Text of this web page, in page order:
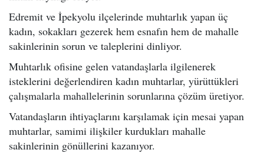
Edremit ve İpekyolu ilçelerinde muhtarlık yapan üç
kadın, sokakları gezerek hem esnafın hem de mahalle
sakinlerinin sorun ve taleplerini dinliyor.
Muhtarlık ofisine gelen vatandaşlarla ilgilenerek
isteklerini değerlendiren kadın muhtarlar, yürüttükleri
çalışmalarla mahallelerinin sorunlarına çözüm üretiyor.
Vatandaşların ihtiyaçlarını karşılamak için mesai yapan
muhtarlar, samimi ilişkiler kurdukları mahalle
sakinlerinin gönüllerini kazanıyor.